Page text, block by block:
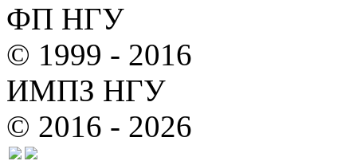
ФП НГУ
© 1999 - 2016
ИМПЗ НГУ
© 2016 - 2026